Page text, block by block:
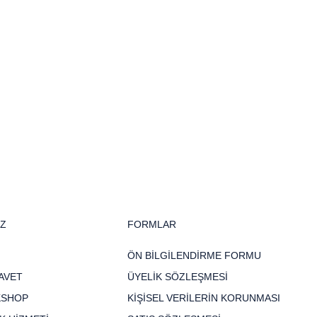
FORMLAR
ÖN BİLGİLENDİRME FORMU
ÜYELİK SÖZLEŞMESİ
KİŞİSEL VERİLERİN KORUNMASI